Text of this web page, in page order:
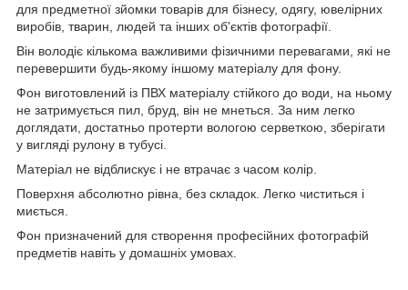
для предметної зйомки товарів для бізнесу, одягу, ювелірних
виробів, тварин, людей та інших об'єктів фотографії.
Він володіє кількома важливими фізичними перевагами, які не
перевершити будь-якому іншому матеріалу для фону.
Фон виготовлений із ПВХ матеріалу стійкого до води, на ньому
не затримується пил, бруд, він не мнеться. За ним легко
доглядати, достатньо протерти вологою серветкою, зберігати
у вигляді рулону в тубусі.
Матеріал не відблискує і не втрачає з часом колір.
Поверхня абсолютно рівна, без складок. Легко чиститься і
миється.
Фон призначений для створення професійних фотографій
предметів навіть у домашніх умовах.